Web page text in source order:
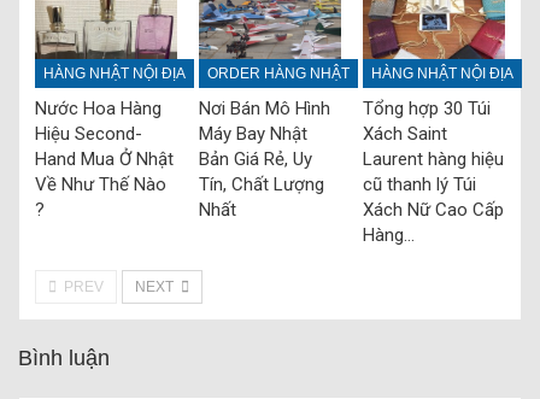
HÀNG NHẬT NỘI ĐỊA
Nước Hoa Hàng
Hiệu Second-
Hand Mua Ở Nhật
Về Như Thế Nào
?
ORDER HÀNG NHẬT
Nơi Bán Mô Hình
Máy Bay Nhật
Bản Giá Rẻ, Uy
Tín, Chất Lượng
Nhất
HÀNG NHẬT NỘI ĐỊA
Tổng hợp 30 Túi
Xách Saint
Laurent hàng hiệu
cũ thanh lý Túi
Xách Nữ Cao Cấp
Hàng…
PREV NEXT
Bình luận